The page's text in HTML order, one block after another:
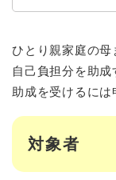
ひとり親家庭の
自己負担分を助成
助成を受けるには
対象者